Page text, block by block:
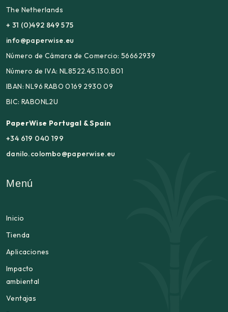
The Netherlands
+ 31 (0)492 849 575
info@paperwise.eu
Número de Cámara de Comercio: 56662939
Número de IVA: NL8522.45.130.B01
IBAN: NL96 RABO 0169 2930 09
BIC: RABONL2U
PaperWise Portugal & Spain
+34 619 040 199
danilo.colombo@paperwise.eu
Menú
Inicio
Tienda
Aplicaciones
Impacto
ambiental
Ventajas